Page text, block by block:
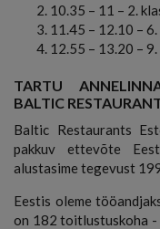
10.35 – 11 – 2.
11.45 – 12.10 –
12.55 – 13.20 –
TARTU
BALTIC
Baltic Restaurants
pakkuv ettevõte
alustasime tegevust
Eestis oleme
on 182 toitlustuskoha -